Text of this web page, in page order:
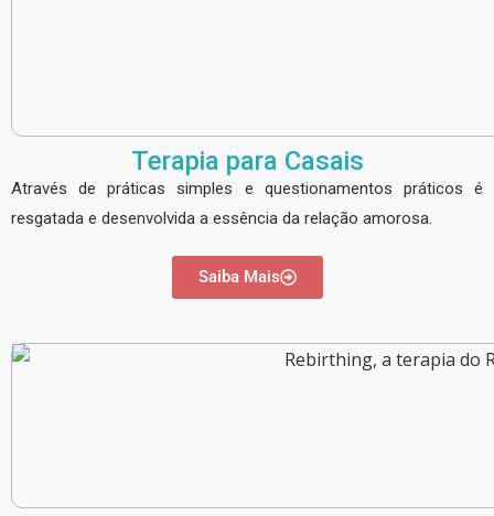
Terapia para Casais
Através de práticas simples e questionamentos práticos é
resgatada e desenvolvida a essência da relação amorosa.
Saiba Mais